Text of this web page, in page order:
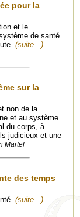
pour la
et le
de santé
(suite...)
sur la
non de la
et au système
du corps, à
judicieux et une
Martel
des temps
(suite...)